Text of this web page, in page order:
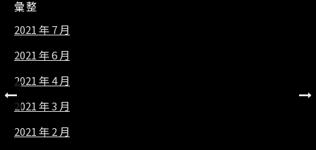
彙整
2021 年 7 月
2021 年 6 月
2021 年 4 月
2021 年 3 月
2021 年 2 月